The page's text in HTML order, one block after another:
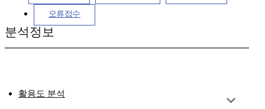
오류접수
분석정보
활용도 분석